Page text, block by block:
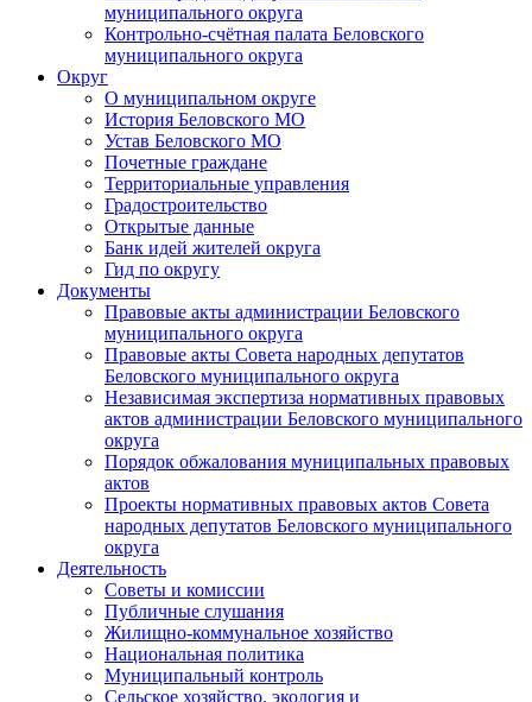
муниципального округа
Контрольно-счётная палата Беловского
муниципального округа
Округ
О муниципальном округе
История Беловского МО
Устав Беловского МО
Почетные граждане
Территориальные управления
Градостроительство
Открытые данные
Банк идей жителей округа
Гид по округу
Документы
Правовые акты администрации Беловского
муниципального округа
Правовые акты Совета народных депутатов
Беловского муниципального округа
Независимая экспертиза нормативных правовых
актов администрации Беловского муниципального
округа
Порядок обжалования муниципальных правовых
актов
Проекты нормативных правовых актов Совета
народных депутатов Беловского муниципального
округа
Деятельность
Советы и комиссии
Публичные слушания
Жилищно-коммунальное хозяйство
Национальная политика
Муниципальный контроль
Сельское хозяйство, экология и